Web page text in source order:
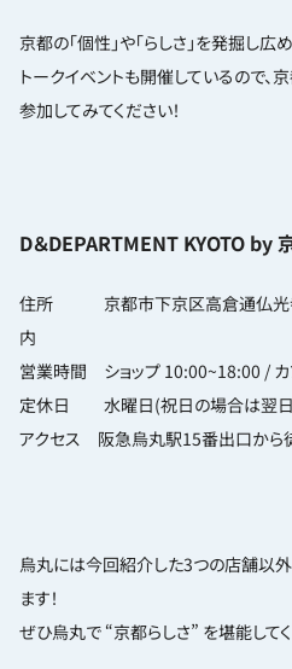
京都の「個性」や「らしさ」を発掘し広
トークイベントも開催しているので、
参加してみてください！
D＆DEPARTMENT KYOTO by
住所 京都市下京区高倉通仏光
内
営業時間 ショップ 10:00~18:00 / カ
定休日 水曜日(祝日の場合は翌
アクセス 阪急烏丸駅15番出口から
烏丸には今回紹介した3つの店舗以外
ます！
ぜひ烏丸で “京都らしさ” を堪能してく